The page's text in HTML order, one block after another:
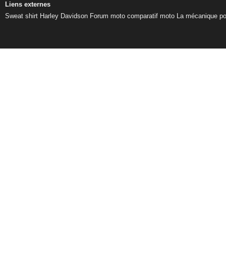
Liens externes
Sweat shirt Harley Davidson Forum moto comparatif moto La mécanique